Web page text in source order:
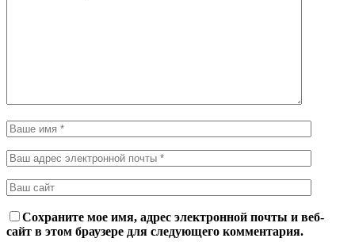
Сохраните мое имя, адрес электронной почты и веб-
сайт в этом браузере для следующего комментария.